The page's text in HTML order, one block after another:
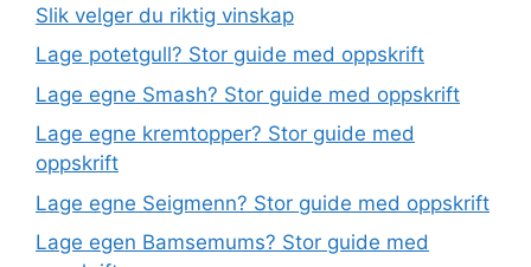
Slik velger du riktig vinskap
Lage potetgull? Stor guide med oppskrift
Lage egne Smash? Stor guide med oppskrift
Lage egne kremtopper? Stor guide med
oppskrift
Lage egne Seigmenn? Stor guide med oppskrift
Lage egen Bamsemums? Stor guide med